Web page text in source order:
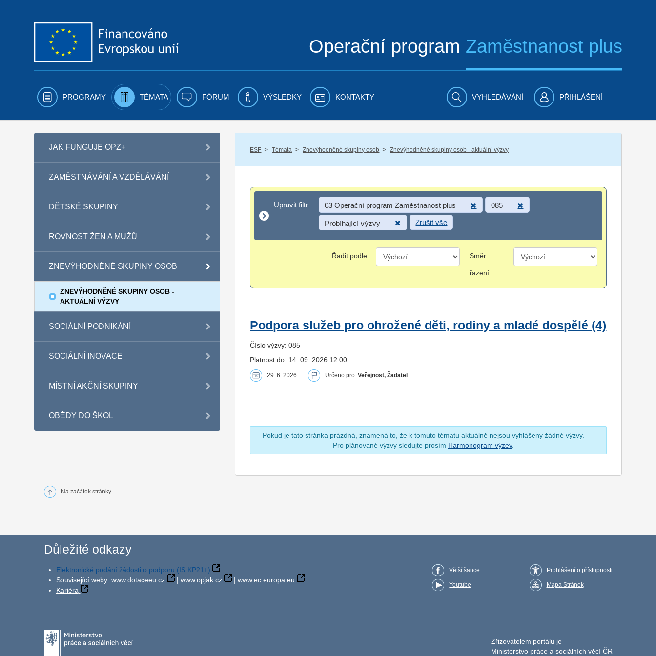
Operační program Zaměstnanost plus
PROGRAMY TÉMATA FÓRUM VÝSLEDKY KONTAKTY VYHLEDÁVÁNÍ PŘIHLÁŠENÍ
JAK FUNGUJE OPZ+
ZAMĚSTNÁVÁNÍ A VZDĚLÁVÁNÍ
DĚTSKÉ SKUPINY
ROVNOST ŽEN A MUŽŮ
ZNEVÝHODNĚNÉ SKUPINY OSOB
ZNEVÝHODNĚNÉ SKUPINY OSOB -
AKTUÁLNÍ VÝZVY
SOCIÁLNÍ PODNIKÁNÍ
SOCIÁLNÍ INOVACE
MÍSTNÍ AKČNÍ SKUPINY
OBĚDY DO ŠKOL
ESF / Témata / Znevýhodněné skupiny osob / Znevýhodněné skupiny osob - aktuální výzvy
Upravit filtr
Upravit filtr 03 Operační program Zaměstnanost plus 085
Probíhající výzvy Zrušit vše
Řadit podle: Směr
řazení:
Podpora služeb pro ohrožené děti, rodiny a mladé dospělé (4)
Číslo výzvy: 085
Platnost do: 14. 09. 2026 12:00
29. 6. 2026 Určeno pro:Veřejnost, Žadatel
Pokud je tato stránka prázdná, znamená to, že k tomuto tématu aktuálně nejsou vyhlášeny žádné výzvy.
Pro plánované výzvy sledujte prosím Harmonogram výzev.
Na začátek stránky
Důležité odkazy
Elektronické podání žádosti o podporu (IS KP21+)
Související weby: www.dotaceeu.cz | www.opjak.cz | www.ec.europa.eu
Kariéra
Větší šance
Youtube
Prohlášení o přístupnosti
Mapa Stránek
Zřizovatelem portálu je
Ministerstvo práce a sociálních věcí ČR